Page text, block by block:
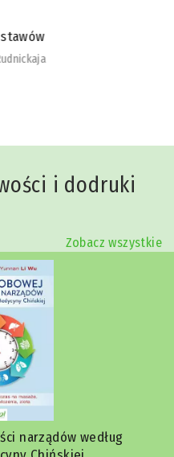
i dodruki
Zobacz wszystkie
narządów według